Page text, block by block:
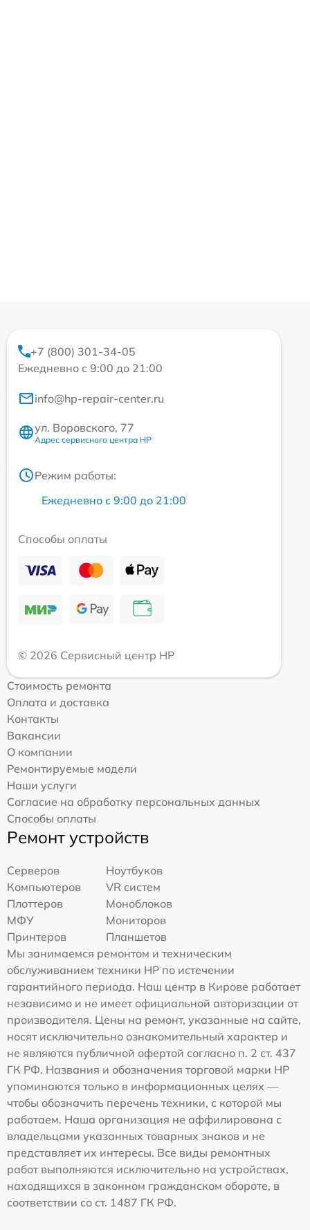
+7 (800) 301-34-05
Ежедневно с 9:00 до 21:00
info@hp-repair-center.ru
ул. Воровского, 77
Адрес сервисного центра HP
Режим работы:
Ежедневно с 9:00 до 21:00
Способы оплаты
© 2026 Сервисный центр HP
Стоимость ремонта
Оплата и доставка
Контакты
Вакансии
О компании
Ремонтируемые модели
Наши услуги
Согласие на обработку персональных данных
Способы оплаты
Ремонт устройств
Серверов
Ноутбуков
Компьютеров
VR систем
Плоттеров
Моноблоков
МФУ
Мониторов
Принтеров
Планшетов
Мы занимаемся ремонтом и техническим
обслуживанием техники HP по истечении
гарантийного периода. Наш центр в Кирове работает
независимо и не имеет официальной авторизации от
производителя. Цены на ремонт, указанные на сайте,
носят исключительно ознакомительный характер и
не являются публичной офертой согласно п. 2 ст. 437
ГК РФ. Названия и обозначения торговой марки HP
упоминаются только в информационных целях —
чтобы обозначить перечень техники, с которой мы
работаем. Наша организация не аффилирована с
владельцами указанных товарных знаков и не
представляет их интересы. Все виды ремонтных
работ выполняются исключительно на устройствах,
находящихся в законном гражданском обороте, в
соответствии со ст. 1487 ГК РФ.